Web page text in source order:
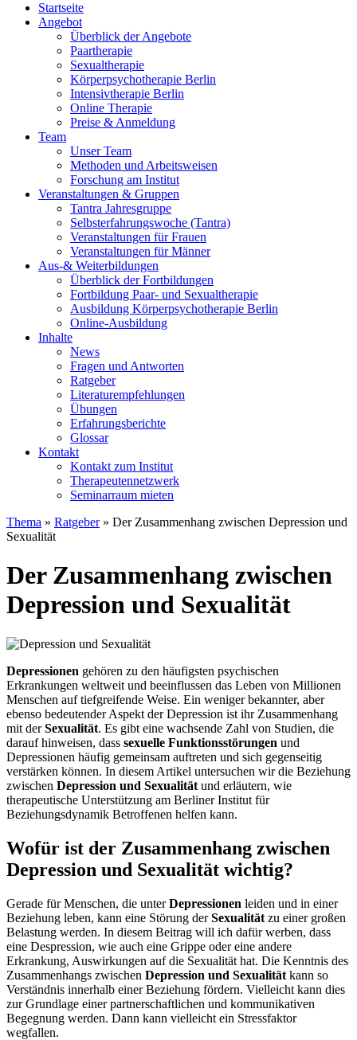
Startseite
Angebot
Überblick der Angebote
Paartherapie
Sexualtherapie
Körperpsychotherapie Berlin
Intensivtherapie Berlin
Online Therapie
Preise & Anmeldung
Team
Unser Team
Methoden und Arbeitsweisen
Forschung am Institut
Veranstaltungen & Gruppen
Tantra Jahresgruppe
Selbsterfahrungswoche (Tantra)
Veranstaltungen für Frauen
Veranstaltungen für Männer
Aus-& Weiterbildungen
Überblick der Fortbildungen
Fortbildung Paar- und Sexualtherapie
Ausbildung Körperpsychotherapie Berlin
Online-Ausbildung
Inhalte
News
Fragen und Antworten
Ratgeber
Literaturempfehlungen
Übungen
Erfahrungsberichte
Glossar
Kontakt
Kontakt zum Institut
Therapeutennetzwerk
Seminarraum mieten
Thema » Ratgeber» Der Zusammenhang zwischen Depression und
Sexualität
Der Zusammenhang zwischen
Depression und Sexualität
Depressionen gehören zu den häufigsten psychischen
Erkrankungen weltweit und beeinflussen das Leben von Millionen
Menschen auf tiefgreifende Weise. Ein weniger bekannter, aber
ebenso bedeutender Aspekt der Depression ist ihr Zusammenhang
mit derSexualität. Es gibt eine wachsende Zahl von Studien, die
darauf hinweisen, dass sexuelle Funktionsstörungen und
Depressionen häufig gemeinsam auftreten und sich gegenseitig
verstärken können. In diesem Artikel untersuchen wir die Beziehung
zwischen Depression und Sexualität und erläutern, wie
therapeutische Unterstützung am Berliner Institut für
Beziehungsdynamik Betroffenen helfen kann.
Wofür ist der Zusammenhang zwischen
Depression und Sexualität wichtig?
Gerade für Menschen, die unterDepressionen leiden und in einer
Beziehung leben, kann eine Störung derSexualität zu einer großen
Belastung werden. In diesem Beitrag will ich dafür werben, dass
eine Despression, wie auch eine Grippe oder eine andere
Erkrankung, Auswirkungen auf die Sexualität hat. Die Kenntnis des
Zusammenhangs zwischen Depression und Sexualität kann so
Verständnis innerhalb einer Beziehung fördern. Vielleicht kann dies
zur Grundlage einer partnerschaftlichen und kommunikativen
Begegnung werden. Dann kann vielleicht ein Stressfaktor
wegfallen.